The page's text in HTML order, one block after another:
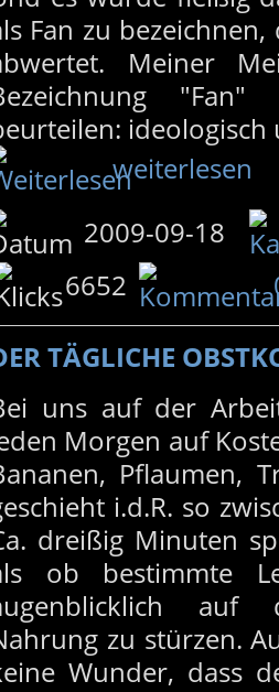
Fan zu
Meiner
"Fan"
weiterlesen
2009-09-18
6652
TÄGLICHE
uns auf der
Morgen auf
Pflaumen,
i.d.R. so
dreißig Minuten
ob bestimmte
auf
zu stürzen.
Wunder, dass